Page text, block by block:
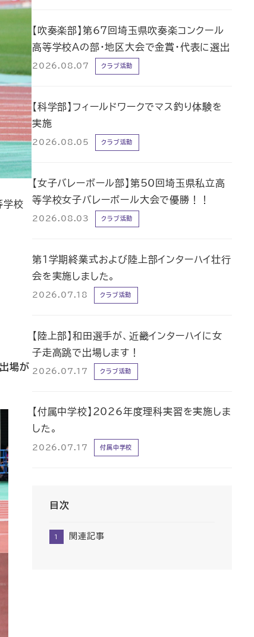
学校
場が
【吹奏楽部】第67回埼玉県吹奏楽コンクール
高等学校Aの部・地区大会で金賞・代表に選出
2026.08.07 クラブ活動
【科学部】フィールドワークでマス釣り体験を
実施
2026.08.05 クラブ活動
【女子バレーボール部】第50回埼玉県私立高
等学校女子バレーボール大会で優勝！！
2026.08.03 クラブ活動
第1学期終業式および陸上部インターハイ壮行
会を実施しました。
2026.07.18 クラブ活動
【陸上部】和田選手が、近畿インターハイに女
子走高跳で出場します！
2026.07.17 クラブ活動
【付属中学校】2026年度理科実習を実施しま
した。
2026.07.17 付属中学校
目次
関連記事